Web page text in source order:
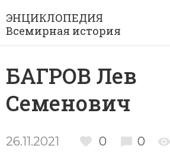
ЭНЦИКЛОПЕДИЯ
Всемирная история
Рубрики
Азия
Археология
Периоды
Античность
БАГРОВ Лев
Семенович
26.11.2021 0 0